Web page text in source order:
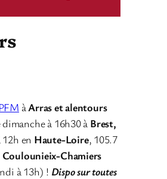
PFM à Arras et alentours
dimanche à 16h30 à Brest,
en Haute-Loire, 105.7
Coulounieix-Chamiers
à 13h) ! Dispo sur toutes